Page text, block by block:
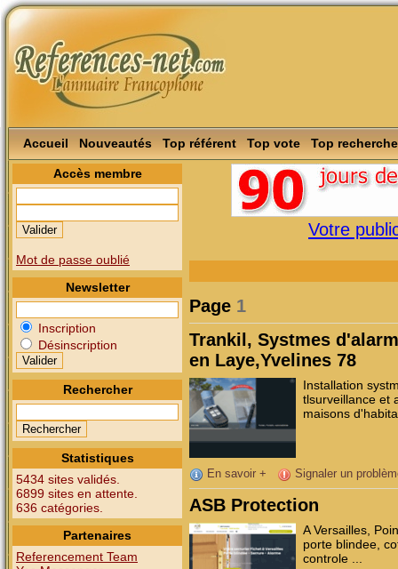
Accueil Nouveautés Top référent Top vote Top recherche
Accès membre
Mot de passe oublié
Newsletter
Inscription
Désinscription
Rechercher
Statistiques
5434 sites validés.
6899 sites en attente.
636 catégories.
Partenaires
Referencement Team
Votre
Page 1
Trankil, Systmes
en Laye,Yvelines 78
Installation
tlsurveillance et
maisons
En savoir + Signaler un
ASB Protection
A Versailles,
porte blindee,
controle ...